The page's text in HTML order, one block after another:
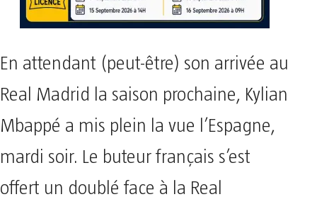
En attendant (peut-être) son arrivée au
Real Madrid la saison prochaine, Kylian
Mbappé a mis plein la vue l’Espagne,
mardi soir. Le buteur français s’est
offert un doublé face à la Real